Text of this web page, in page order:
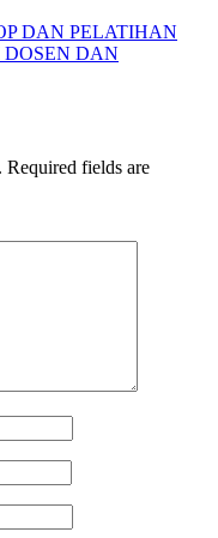
DAN PELATIHAN
DAN
Required fields are